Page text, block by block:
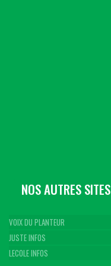
NOS AUTRES SITES
VOIX DU PLANTEUR
JUSTE INFOS
LECOLE INFOS